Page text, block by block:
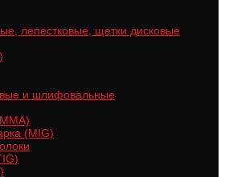
лепестковые, щетки дисковые
и шлифовальные
(MIG)